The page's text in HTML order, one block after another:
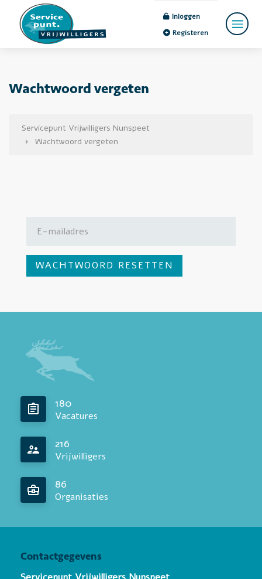
Inloggen
Registeren
Wachtwoord vergeten
Servicepunt Vrijwilligers Nunspeet
Wachtwoord vergeten
180
Vacatures
216
Vrijwilligers
86
Organisaties
Contactgegevens